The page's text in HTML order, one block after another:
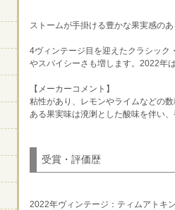
ストームが手掛ける豊かな果実感のあ
4ヴィンテージ目を迎えたクラシック
やスパイシーさも増します。2022年
【メーカーコメント】
粘性があり、レモンやライムなどの
ある果実味は溌溂とした酸味を伴い
受賞・評価歴
2022年ヴィンテージ：ティムアトキ